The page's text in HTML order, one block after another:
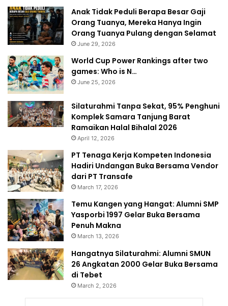
Anak Tidak Peduli Berapa Besar Gaji
Orang Tuanya, Mereka Hanya Ingin
Orang Tuanya Pulang dengan Selamat
June 29, 2026
World Cup Power Rankings after two
games: Who is N…
June 25, 2026
Silaturahmi Tanpa Sekat, 95% Penghuni
Komplek Samara Tanjung Barat
Ramaikan Halal Bihalal 2026
April 12, 2026
PT Tenaga Kerja Kompeten Indonesia
Hadiri Undangan Buka Bersama Vendor
dari PT Transafe
March 17, 2026
Temu Kangen yang Hangat: Alumni SMP
Yasporbi 1997 Gelar Buka Bersama
Penuh Makna
March 13, 2026
Hangatnya Silaturahmi: Alumni SMUN
26 Angkatan 2000 Gelar Buka Bersama
di Tebet
March 2, 2026